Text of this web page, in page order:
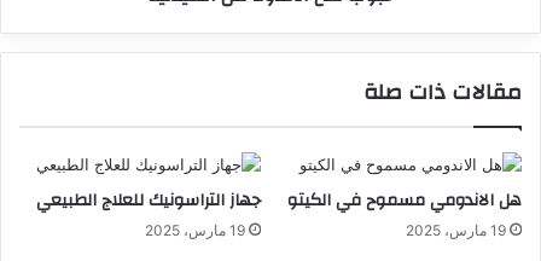
مقالات ذات صلة
هل الاندومي مسموح في الكيتو
19 مارس، 2025
جهاز التراسونيك للعلاج الطبيعي
19 مارس، 2025